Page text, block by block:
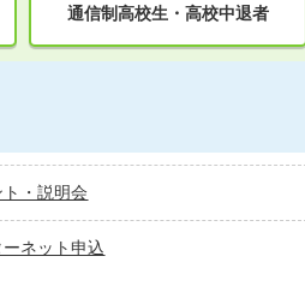
通信制高校生・高校中退者
ト・説明会
ーネット申込